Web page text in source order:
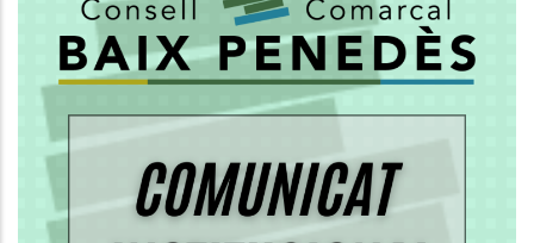
El Consell Comarcal Del Baix
Penedès Aclareix Les
Recollida De Residus
Medi